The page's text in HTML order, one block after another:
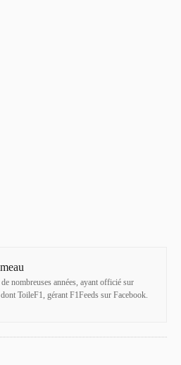
nombreuses années, ayant officié sur
ToileF1, gérant F1Feeds sur Facebook.